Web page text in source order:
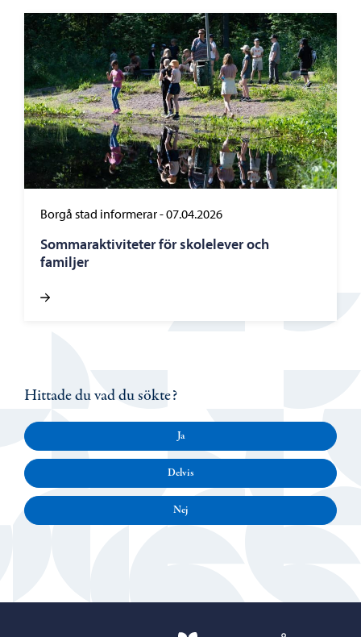
Borgå stad informerar-07.04.2026
Sommaraktiviteter för skolelever och
familjer
Hittade du vad du sökte?
Ja
Delvis
Nej